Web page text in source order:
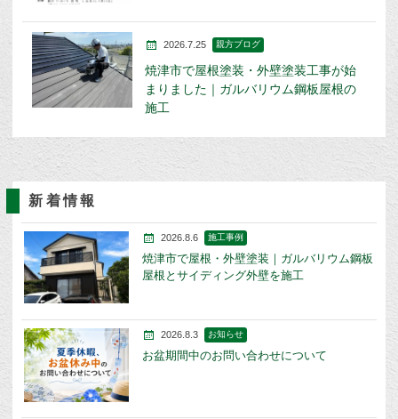
2026.7.25 親方ブログ
焼津市で屋根塗装・外壁塗装工事が始
まりました｜ガルバリウム鋼板屋根の
施工
新着情報
2026.8.6 施工事例
焼津市で屋根・外壁塗装｜ガルバリウム鋼板
屋根とサイディング外壁を施工
2026.8.3 お知らせ
お盆期間中のお問い合わせについて